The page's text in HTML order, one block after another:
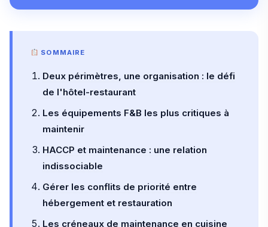
SOMMAIRE
Deux périmètres, une organisation : le défi
de l'hôtel-restaurant
Les équipements F&B les plus critiques à
maintenir
HACCP et maintenance : une relation
indissociable
Gérer les conflits de priorité entre
hébergement et restauration
Les créneaux de maintenance en cuisine